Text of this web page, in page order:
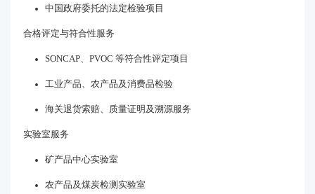
中国政府委托的法定检验项目
合格评定与符合性服务
SONCAP、PVOC 等符合性评定项目
工业产品、农产品及消费品检验
海关退货索赔、质量证明及溯源服务
实验室服务
矿产品中心实验室
农产品及煤炭检测实验室